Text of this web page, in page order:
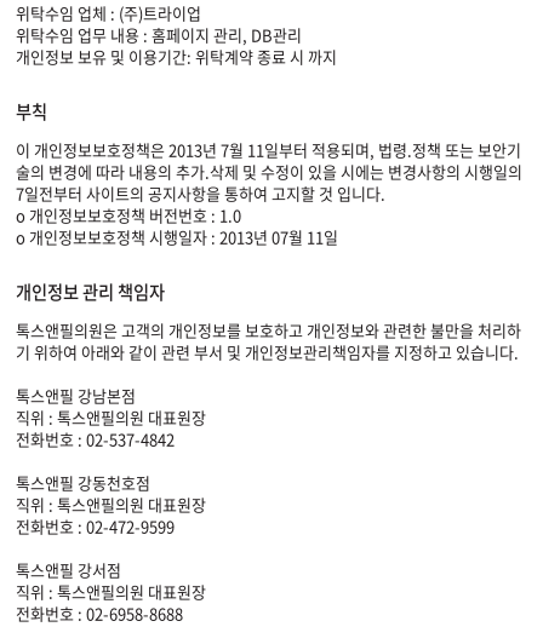
위탁수임 업체 : (주)트라이업
위탁수임 업무 내용 : 홈페이지 관리, DB관리
개인정보 보유 및 이용기간: 위탁계약 종료 시 까지
부칙
이 개인정보보호정책은 2013년 7월 11일부터 적용되며, 법령.정책 또는 보안기
술의 변경에 따라 내용의 추가.삭제 및 수정이 있을 시에는 변경사항의 시행일의
7일전부터 사이트의 공지사항을 통하여 고지할 것 입니다.
o 개인정보보호정책 버전번호 : 1.0
o 개인정보보호정책 시행일자 : 2013년 07월 11일
개인정보 관리 책임자
톡스앤필의원은 고객의 개인정보를 보호하고 개인정보와 관련한 불만을 처리하
기 위하여 아래와 같이 관련 부서 및 개인정보관리책임자를 지정하고 있습니다.
톡스앤필 강남본점
직위 : 톡스앤필의원 대표원장
전화번호 : 02-537-4842
톡스앤필 강동천호점
직위 : 톡스앤필의원 대표원장
전화번호 : 02-472-9599
톡스앤필 강서점
직위 : 톡스앤필의원 대표원장
전화번호 : 02-6958-8688